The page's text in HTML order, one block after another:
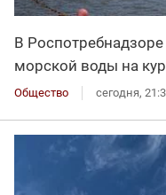
В
морской воды на
Общество сегодня,